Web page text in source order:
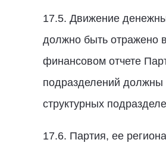
17.5. Движение
должно быть отражено
финансовом отчете
подразделений должны
структурных
17.6. Партия, ее